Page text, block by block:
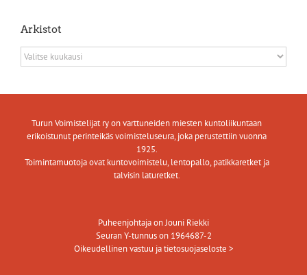
Arkistot
Arkistot
Turun Voimistelijat ry on varttuneiden miesten kuntoliikuntaan
erikoistunut perinteikäs voimisteluseura, joka perustettiin vuonna
1925.
Toimintamuotoja ovat kuntovoimistelu, lentopallo, patikkaretket ja
talvisin laturetket.
Puheenjohtaja on Jouni Riekki
Seuran Y-tunnus on 1964687-2
Oikeudellinen vastuu ja tietosuojaseloste >